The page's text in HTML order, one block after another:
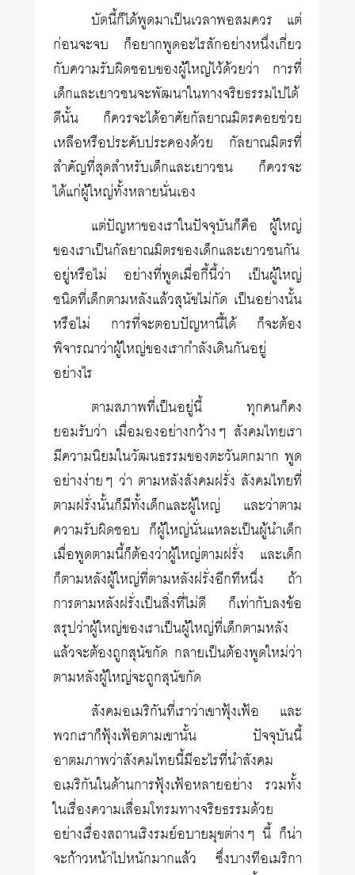
บัดนี้ก็ได้พูดมาเป็นเวลาพอสมควร แต่
ก่อนจะจบ ก็อยากพูดอะไรสักอย่างหนึ่งเกี่ยว
กับความรับผิดชอบของผู้ใหญ่ไว้ด้วยว่า การที่
เด็กและเยาวชนจะพัฒนาในทางจริยธรรมไปได้
ดีนั้น ก็ควรจะได้อาศัยกัลยาณมิตรคอยช่วย
เหลือหรือประคับประคองด้วย กัลยาณมิตรที่
สำคัญที่สุดสำหรับเด็กและเยาวชน ก็ควรจะ
ได้แก่ผู้ใหญ่ทั้งหลายนั่นเอง
แต่ปัญหาของเราในปัจจุบันก็คือ ผู้ใหญ่
ของเราเป็นกัลยาณมิตรของเด็กและเยาวชนกัน
อยู่หรือไม่ อย่างที่พูดเมื่อกี้นี้ว่า เป็นผู้ใหญ่
ชนิดที่เด็กตามหลังแล้วสุนัขไม่กัด เป็นอย่างนั้น
หรือไม่ การที่จะตอบปัญหานี้ได้ ก็จะต้อง
พิจารณาว่าผู้ใหญ่ของเรากำลังเดินกันอยู่
อย่างไร
ตามสภาพที่เป็นอยู่นี้ ทุกคนก็คง
ยอมรับว่า เมื่อมองอย่างกว้างๆ สังคมไทยเรา
มีความนิยมในวัฒนธรรมของตะวันตกมาก พูด
อย่างง่ายๆ ว่า ตามหลังสังคมฝรั่ง สังคมไทยที่
ตามฝรั่งนั้นก็มีทั้งเด็กและผู้ใหญ่ และว่าตาม
ความรับผิดชอบ ก็ผู้ใหญ่นั่นแหละเป็นผู้นำเด็ก
เมื่อพูดตามนี้ก็ต้องว่าผู้ใหญ่ตามฝรั่ง และเด็ก
ก็ตามหลังผู้ใหญ่ที่ตามหลังฝรั่งอีกทีหนึ่ง ถ้า
การตามหลังฝรั่งเป็นสิ่งที่ไม่ดี ก็เท่ากับลงข้อ
สรุปว่าผู้ใหญ่ของเราเป็นผู้ใหญ่ที่เด็กตามหลัง
แล้วจะต้องถูกสุนัขกัด กลายเป็นต้องพูดใหม่ว่า
ตามหลังผู้ใหญ่จะถูกสุนัขกัด
สังคมอเมริกันที่เราว่าเขาฟุ้งเฟ้อ และ
พวกเราก็ฟุ้งเฟ้อตามเขานั้น ปัจจุบันนี้
อาตมภาพว่าสังคมไทยนี้มีอะไรที่นำสังคม
อเมริกันในด้านการฟุ้งเฟ้อหลายอย่าง รวมทั้ง
ในเรื่องความเสื่อมโทรมทางจริยธรรมด้วย
อย่างเรื่องสถานเริงรมย์อบายมุขต่างๆ นี้ ก็น่า
จะก้าวหน้าไปหนักมากแล้ว ซึ่งบางทีอเมริกา